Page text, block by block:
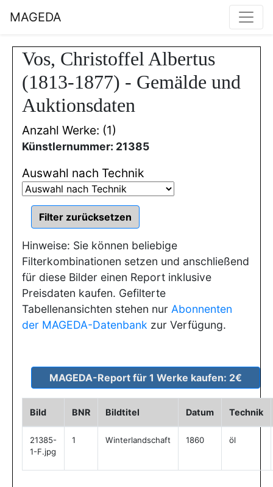
MAGEDA
Vos, Christoffel Albertus
(1813-1877) - Gemälde und
Auktionsdaten
Anzahl Werke: (1)
Künstlernummer: 21385
Auswahl nach Technik
Hinweise: Sie können beliebige
Filterkombinationen setzen und anschließend
für diese Bilder einen Report inklusive
Preisdaten kaufen. Gefilterte
Tabellenansichten stehen nur Abonnenten
der MAGEDA-Datenbank zur Verfügung.
Bild BNR Bildtitel Datum Technik
21385-
1-F.jpg
1 Winterlandschaft 1860 öl